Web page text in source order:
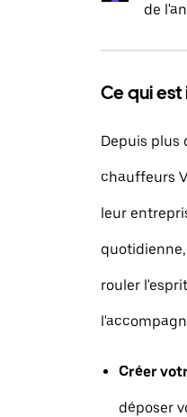
de
Ce qui est
Depuis plus
chauffeurs
leur
rouler
Créer
déposer